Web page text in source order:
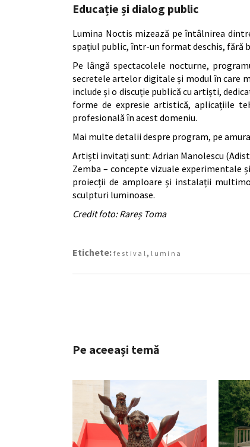
Educație și dialog public
Lumina Noctis mizează pe întâlnirea
spațiul public, într-un format deschis, fără
Pe lângă spectacolele nocturne,
secretele artelor digitale și modul în care
include și o discuție publică cu artiști,
forme de expresie artistică, aplicațiile
profesională în acest domeniu.
Mai multe detalii despre program, pe
Artiști invitați sunt: Adrian Manolescu
Zemba – concepte vizuale experimentale
proiecții de amploare și instalații
sculpturi luminoase.
Credit foto: Rareș Toma
Etichete: festival , lumina
Pe aceeași temă